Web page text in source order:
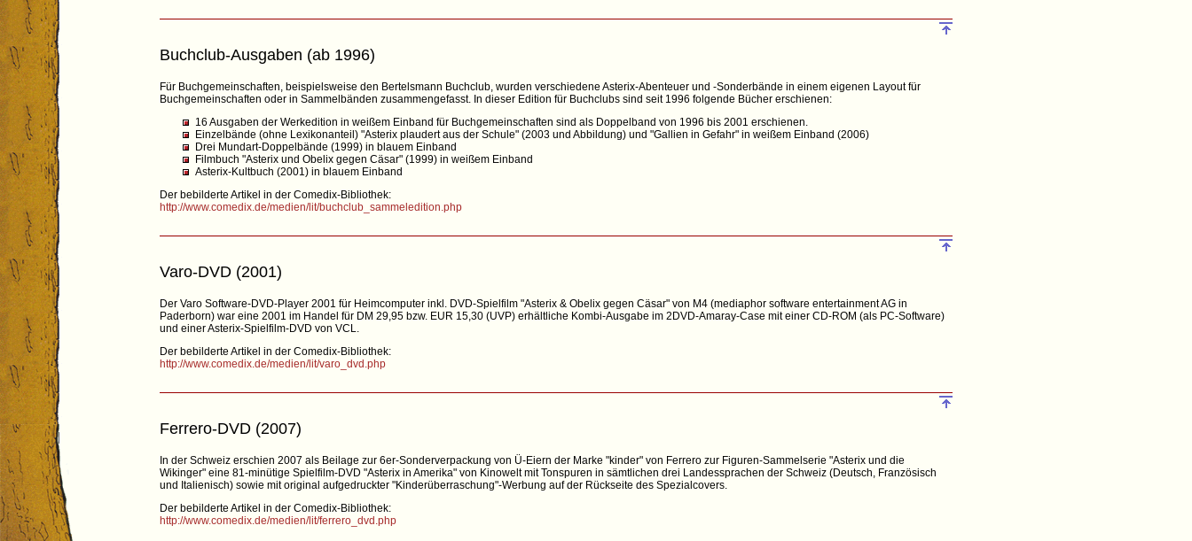
Buchclub-Ausgaben (ab 1996)
Für Buchgemeinschaften, beispielsweise den Bertelsmann Buchclub, wurden verschiedene Asterix-Abenteuer und -Sonderbände in einem eigenen Layout für
Buchgemeinschaften oder in Sammelbänden zusammengefasst. In dieser Edition für Buchclubs sind seit 1996 folgende Bücher erschienen:
16 Ausgaben der Werkedition in weißem Einband für Buchgemeinschaften sind als Doppelband von 1996 bis 2001 erschienen.
Einzelbände (ohne Lexikonanteil) "Asterix plaudert aus der Schule" (2003 und Abbildung) und "Gallien in Gefahr" in weißem Einband (2006)
Drei Mundart-Doppelbände (1999) in blauem Einband
Filmbuch "Asterix und Obelix gegen Cäsar" (1999) in weißem Einband
Asterix-Kultbuch (2001) in blauem Einband
Der bebilderte Artikel in der Comedix-Bibliothek:
http://www.comedix.de/medien/lit/buchclub_sammeledition.php
Varo-DVD (2001)
Der Varo Software-DVD-Player 2001 für Heimcomputer inkl. DVD-Spielfilm "Asterix & Obelix gegen Cäsar" von M4 (mediaphor software entertainment AG in
Paderborn) war eine 2001 im Handel für DM 29,95 bzw. EUR 15,30 (UVP) erhältliche Kombi-Ausgabe im 2DVD-Amaray-Case mit einer CD-ROM (als PC-Software)
und einer Asterix-Spielfilm-DVD von VCL.
Der bebilderte Artikel in der Comedix-Bibliothek:
http://www.comedix.de/medien/lit/varo_dvd.php
Ferrero-DVD (2007)
In der Schweiz erschien 2007 als Beilage zur 6er-Sonderverpackung von Ü-Eiern der Marke "kinder" von Ferrero zur Figuren-Sammelserie "Asterix und die
Wikinger" eine 81-minütige Spielfilm-DVD "Asterix in Amerika" von Kinowelt mit Tonspuren in sämtlichen drei Landessprachen der Schweiz (Deutsch, Französisch
und Italienisch) sowie mit original aufgedruckter "Kinderüberraschung"-Werbung auf der Rückseite des Spezialcovers.
Der bebilderte Artikel in der Comedix-Bibliothek:
http://www.comedix.de/medien/lit/ferrero_dvd.php